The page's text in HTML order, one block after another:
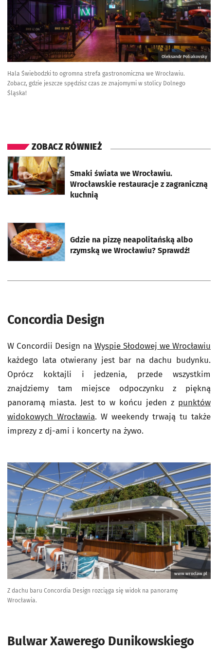
Oleksandr Poliakovsky
Hala Świebodzki to ogromna strefa gastronomiczna we Wrocławiu.
Zobacz, gdzie jeszcze spędzisz czas ze znajomymi w stolicy Dolnego
Śląska!
ZOBACZ RÓWNIEŻ
Smaki świata we Wrocławiu.
Wrocławskie restauracje z zagraniczną
kuchnią
otworzy się w nowej karcie
Gdzie na pizzę neapolitańską albo
rzymską we Wrocławiu? Sprawdź!
otworzy się w nowej karcie
Concordia Design
W Concordii Design na Wyspie Słodowej we Wrocławiu
każdego lata otwierany jest bar na dachu budynku.
Oprócz koktajli i jedzenia, przede wszystkim
znajdziemy tam miejsce odpoczynku z piękną
panoramą miasta. Jest to w końcu jeden z punktów
widokowych Wrocławia. W weekendy trwają tu także
imprezy z dj-ami i koncerty na żywo.
www.wroclaw.pl
Z dachu baru Concordia Design rozciąga się widok na panoramę
Wrocławia.
Bulwar Xawerego Dunikowskiego